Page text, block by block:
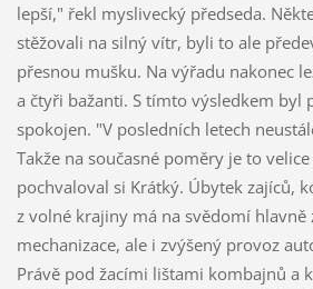
lepší," řekl myslivecký předseda.
stěžovali na silný vítr, byli to ale
přesnou mušku. Na výřadu nakonec
a čtyři bažanti. S tímto výsledkem byl
spokojen. "V posledních letech
Takže na současné poměry je to
pochvaloval si Krátký. Úbytek zajíců,
z volné krajiny má na svědomí hlavně
mechanizace, ale i zvýšený provoz
Právě pod žacími lištami kombajnů a